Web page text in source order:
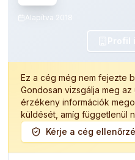
Alapítva 2018
Profil
Ez a cég még nem fejezte
Gondosan vizsgálja meg
érzékeny információk
küldését, amíg függetlenül
Kérje a cég